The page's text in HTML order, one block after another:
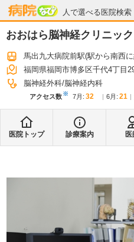
人で選べる医院検索
病院なび
おおはら脳神経クリニック
馬出九大病院前駅(駅から南西
福岡県福岡市博多区千代4丁目
脳神経外科 脳神経内科
アクセス数※ 7月 : 32 6月 : 21
医院トップ 診療案内